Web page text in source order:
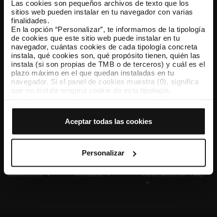
Las cookies son pequeños archivos de texto que los
sitios web pueden instalar en tu navegador con varias
finalidades.
En la opción “Personalizar”, te informamos de la tipología
de cookies que este sitio web puede instalar en tu
navegador, cuántas cookies de cada tipología concreta
instala, qué cookies son, qué propósito tienen, quién las
instala (si son propias de TMB o de terceros) y cuál es el
plazo máximo en el que quedan instaladas en tu
navegador. Si el panel de cookies muestra (0), significa
que no instala ninguna cookie de esta tipología.
que todas estas cookies se instalen en tu navegador.
tipología de cookies permite indicar si quieres que se
instalen o no las cookies de esa clase.
Una vez que hayas marcado tus preferencias, debes
hacer clic en “Seleccionar y configurar”. Así se instalarán
previamente. Te sugerimos que selecciones las cookies
de personalización, porque permiten recordar tus
opciones de navegación (como el idioma) y mejoran tu
Aceptar todas las cookies
Personalizar
TMB App
Descárgate TMB App y compra tus billetes
App Store Google Play
Conócenos Contacta Otras webs de TMB